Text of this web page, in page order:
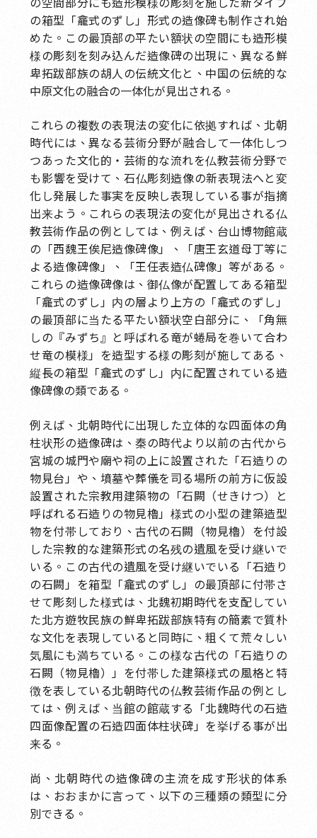
の箱型「龕式のずし」形式の造像碑も制作され始
めた。この最頂部の平たい額状の空間にも造形模
様の彫刻を刻み込んだ造像碑の出現に、異なる鮮
卑拓跋部族の胡人の伝統文化と、中国の伝統的な
中原文化の融合の一体化が見出される。
これらの複数の表現法の変化に依拠すれば、北朝
時代には、異なる芸術分野が融合して一体化しつ
つあった文化的・芸術的な流れを仏教芸術分野で
も影響を受けて、石仏彫刻造像の新表現法へと変
化し発展した事実を反映し表現している事が指摘
出来よう。これらの表現法の変化が見出される仏
教芸術作品の例としては、例えば、台山博物館蔵
の「西魏王俟尼造像碑像」、「唐王玄道母丁等に
よる造像碑像」、「王任表造仏碑像」等がある。
これらの造像碑像は、御仏像が配置してある箱型
「龕式のずし」内の層より上方の「龕式のずし」
の最頂部に当たる平たい額状空白部分に、「角無
しの『みずち』と呼ばれる竜が蜷局を巻いて合わ
せ竜の模様」を造型する様の彫刻が施してある、
縦長の箱型「龕式のずし」内に配置されている造
像碑像の類である。
例えば、北朝時代に出現した立体的な四面体の角
柱状形の造像碑は、秦の時代より以前の古代から
宮城の城門や廟や祠の上に設置された「石造りの
物見台」や、墳墓や葬儀を司る場所の前方に仮設
設置された宗教用建築物の「石闕（せきけつ）と
呼ばれる石造りの物見櫓」様式の小型の建築造型
物を付帯しており、古代の石闕（物見櫓）を付設
した宗教的な建築形式の名残の遺風を受け継いで
いる。この古代の遺風を受け継いでいる「石造り
の石闕」を箱型「龕式のずし」の最頂部に付帯さ
せて彫刻した様式は、北魏初期時代を支配してい
た北方遊牧民族の鮮卑拓跋部族特有の簡素で質朴
な文化を表現していると同時に、粗くて荒々しい
気風にも満ちている。この様な古代の「石造りの
石闕（物見櫓）」を付帯した建築様式の風格と特
徴を表している北朝時代の仏教芸術作品の例とし
ては、例えば、当館の館蔵する「北魏時代の石造
四面像配置の石造四面体柱状碑」を挙げる事が出
来る。
尚、北朝時代の造像碑の主流を成す形状的体系
は、おおまかに言って、以下の三種類の類型に分
別できる。